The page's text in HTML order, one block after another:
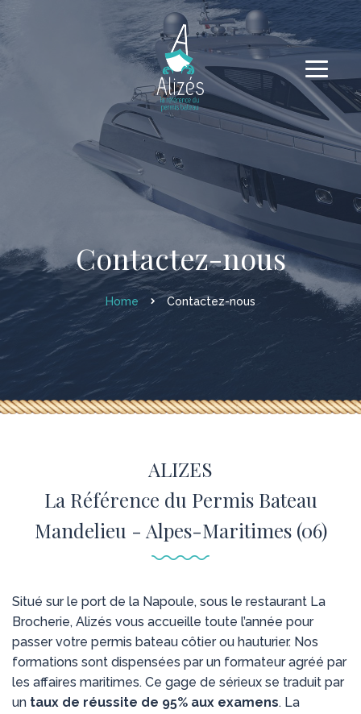
Contactez-nous
Home Contactez-nous
ALIZES
La Référence du Permis Bateau
Mandelieu - Alpes-Maritimes (06)
Situé sur le port de la Napoule, sous le restaurant La
Brocherie, Alizés vous accueille toute l’année pour
passer votre permis bateau côtier ou hauturier. Nos
formations sont dispensées par un formateur agréé par
les affaires maritimes. Ce gage de sérieux se traduit par
un taux de réussite de 95% aux examens. La